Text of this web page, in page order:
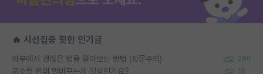
🔥 시선집중 핫한 인기글
외부에서 괜찮은 랩을 알아보는 방법 (장문주의) 280
교수들 원래 말바꾸는게 일상인가요? 16